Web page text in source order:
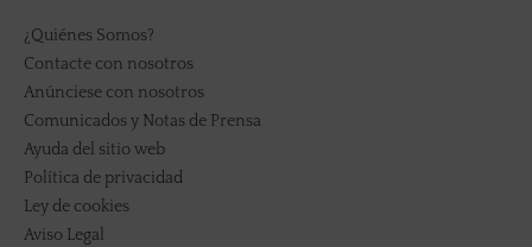
¿Quiénes Somos?
Contacte con nosotros
Anúnciese con nosotros
Comunicados y Notas de Prensa
Ayuda del sitio web
Política de privacidad
Ley de cookies
Aviso Legal